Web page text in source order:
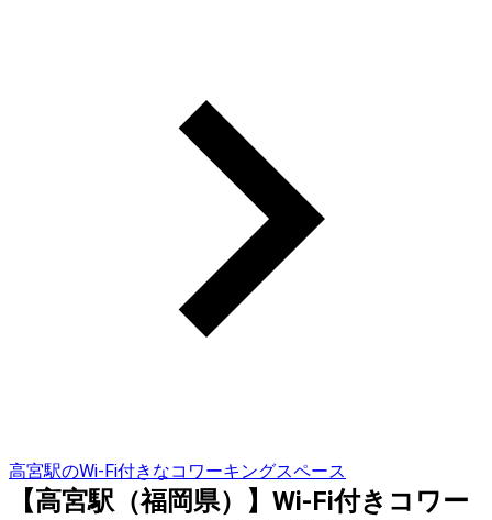
高宮駅のWi-Fi付きなコワーキングスペース
【高宮駅（福岡県）】Wi-Fi付きコワー